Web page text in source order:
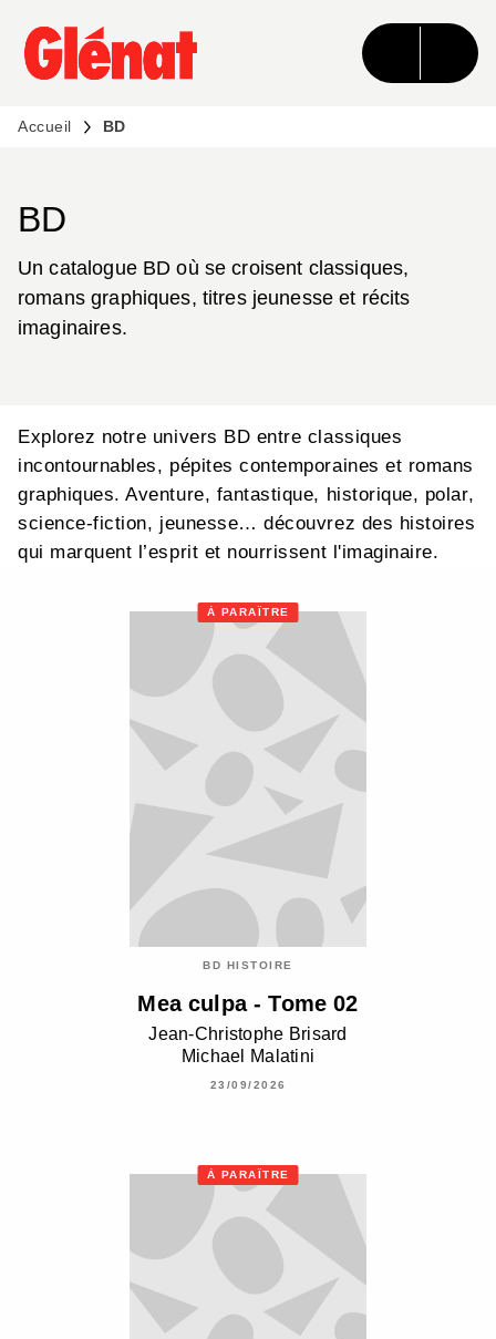
MENU RECHERCHE CONTENU
PIED DE PAGE
Accueil BD
BD
Un catalogue BD où se croisent classiques,
romans graphiques, titres jeunesse et récits
imaginaires.
Explorez notre univers BD entre classiques
incontournables, pépites contemporaines et romans
graphiques. Aventure, fantastique, historique, polar,
science-fiction, jeunesse… découvrez des histoires
qui marquent l’esprit et nourrissent l'imaginaire.
À PARAÎTRE
BD HISTOIRE
Mea culpa - Tome 02
Jean-Christophe Brisard
Michael Malatini
23/09/2026
À PARAÎTRE